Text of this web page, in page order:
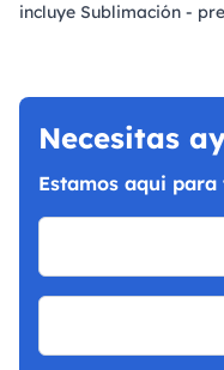
incluye Sublimación -
Necesitas
Estamos aqui